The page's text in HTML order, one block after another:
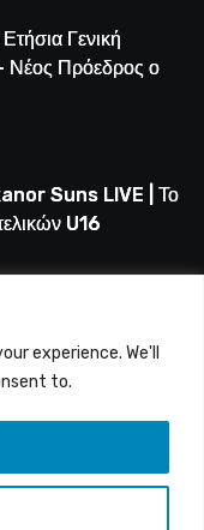
experience. We'll
to.
Γενική
Νέος Πρόεδρος ο
Suns LIVE | Το
U16
ΕΝΑΔ vs